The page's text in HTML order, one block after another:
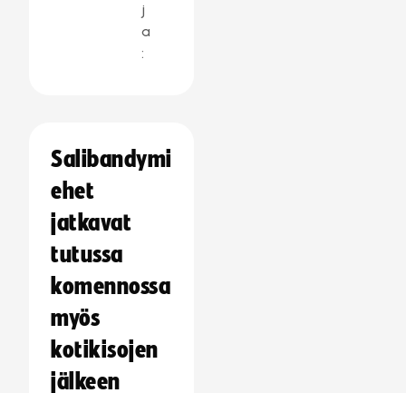
j
a
:
Salibandymi
ehet
jatkavat
tutussa
komennossa
myös
kotikisojen
jälkeen